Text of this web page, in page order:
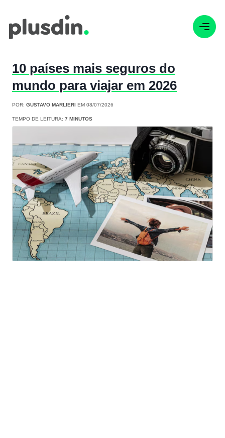
10 países mais seguros do
mundo para viajar em 2026
POR: GUSTAVO MARLIERI EM 08/07/2026
TEMPO DE LEITURA: 7 MINUTOS